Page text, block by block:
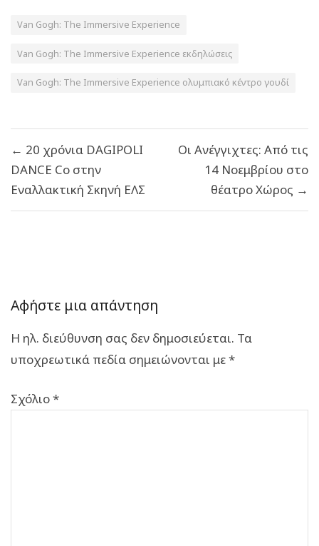
Van Gogh: The Immersive Experience
Van Gogh: The Immersive Experience εκδηλώσεις
Van Gogh: The Immersive Experience ολυμπιακό κέντρο γουδί
άρθρων
← 20 χρόνια DAGIPOLI
DANCE Co στην
Εναλλακτική Σκηνή ΕΛΣ
Οι Ανέγγιχτες: Από τις
14 Νοεμβρίου στο
θέατρο Χώρος →
Αφήστε μια απάντηση
Η ηλ. διεύθυνση σας δεν δημοσιεύεται. Τα
υποχρεωτικά πεδία σημειώνονται με*
Σχόλιο*